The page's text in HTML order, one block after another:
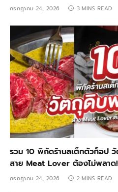
กรกฎาคม 24, 2026 3 MINS READ
รวม 10 พิกัดร้านสเต็กตัวท็อป
สาย Meat Lover ต้องไม่พลาด
กรกฎาคม 24, 2026 2 MINS READ